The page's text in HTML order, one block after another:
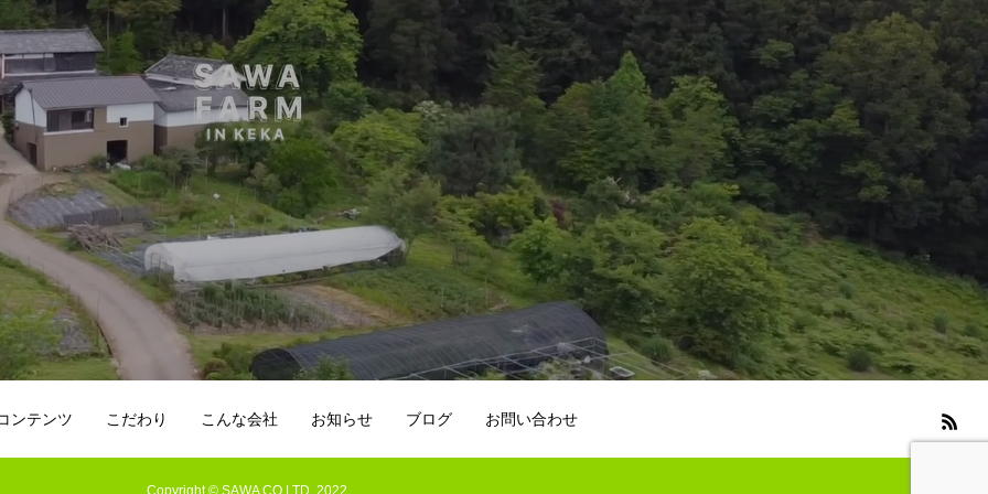
ンテンツ こだわり こんな会社 お知らせ ブログ お問い合わせ
Copyright © SAWA CO.LTD. 2022